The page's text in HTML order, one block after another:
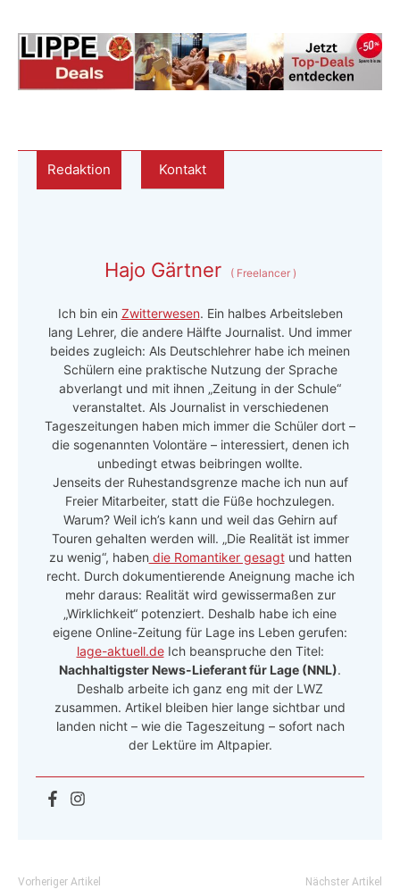
Redaktion Kontakt
Hajo Gärtner (Freelancer )
Ich bin ein Zwitterwesen. Ein halbes Arbeitsleben
lang Lehrer, die andere Hälfte Journalist. Und immer
beides zugleich: Als Deutschlehrer habe ich meinen
Schülern eine praktische Nutzung der Sprache
abverlangt und mit ihnen „Zeitung in der Schule“
veranstaltet. Als Journalist in verschiedenen
Tageszeitungen haben mich immer die Schüler dort –
die sogenannten Volontäre – interessiert, denen ich
unbedingt etwas beibringen wollte.
Jenseits der Ruhestandsgrenze mache ich nun auf
Freier Mitarbeiter, statt die Füße hochzulegen.
Warum? Weil ich’s kann und weil das Gehirn auf
Touren gehalten werden will. „Die Realität ist immer
zu wenig“, haben die Romantiker gesagtund hatten
recht. Durch dokumentierende Aneignung mache ich
mehr daraus: Realität wird gewissermaßen zur
„Wirklichkeit“ potenziert. Deshalb habe ich eine
eigene Online-Zeitung für Lage ins Leben gerufen:
lage-aktuell.deIch beanspruche den Titel:
Nachhaltigster News-Lieferant für Lage (NNL).
Deshalb arbeite ich ganz eng mit der LWZ
zusammen. Artikel bleiben hier lange sichtbar und
landen nicht – wie die Tageszeitung – sofort nach
der Lektüre im Altpapier.
Vorheriger Artikel Nächster Artikel